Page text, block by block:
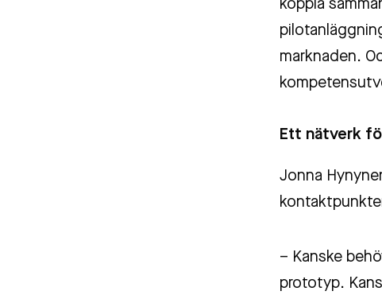
koppla
marknaden.
Ett nätverk
Jonna
– Kanske
prototyp.